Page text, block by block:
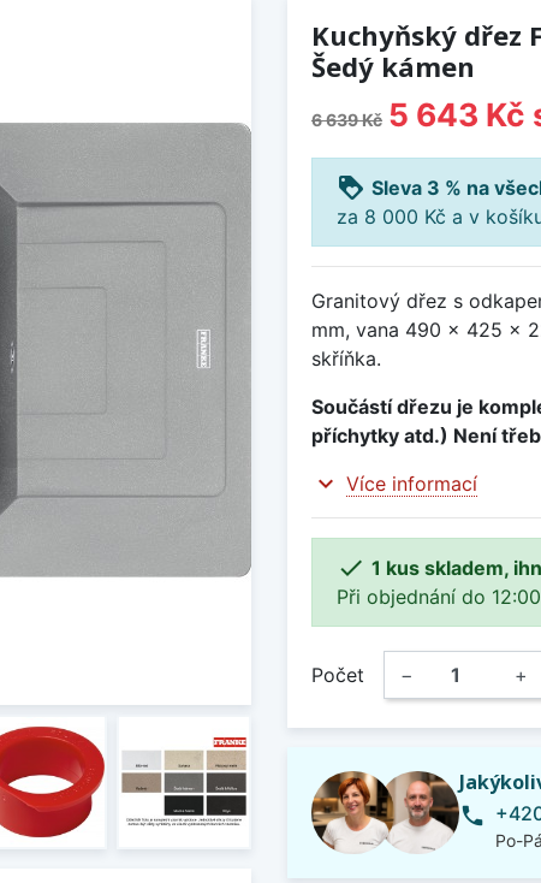
Kuchyňský dřez
Šedý kámen
6 639 Kč 5 643 Kč
loyalty Sleva 3 % na
za 8 000 Kč a v
Granitový dřez s
mm, vana 490 x 425 x
skříňka.
Součástí dřezu je
příchytky atd.) Není
expand_more Více informací
 1 kus skladem,
Při objednání do
Počet − +
phone
Po-